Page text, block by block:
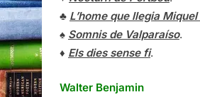
♣ L’home que llegia
♠ Somnis de Valparaíso.
♦ Els dies sense fi.
Walter Benjamin